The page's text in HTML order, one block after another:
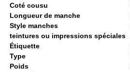
Coté cousu
Longueur de manche
Style manches
teintures ou impressions spéciales
Étiquette
Type
Poids